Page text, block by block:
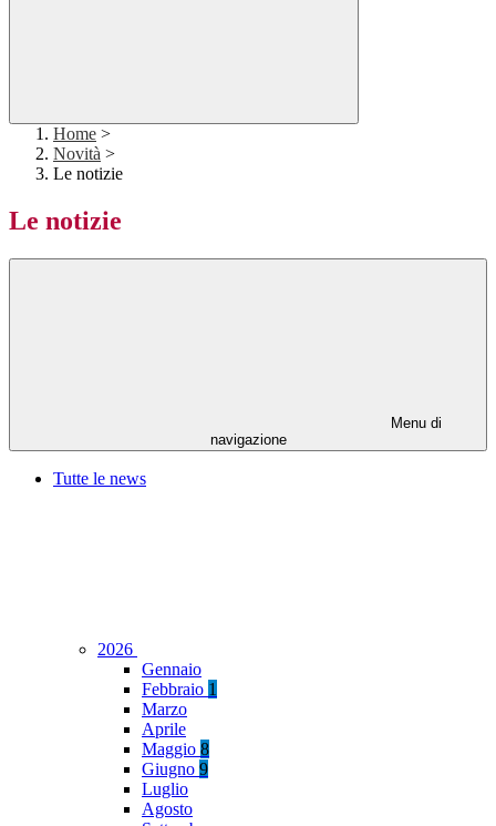
Home >
Novità >
Le notizie
Le notizie
Menu di
navigazione
Tutte le news
2026
Gennaio
Febbraio 1
Marzo
Aprile
Maggio 8
Giugno 9
Luglio
Agosto